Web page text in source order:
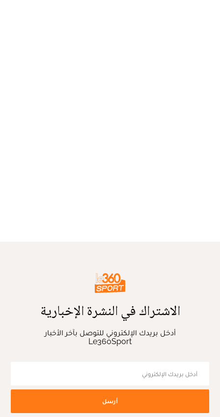
الاشتراك في النشرة الإخبارية
أدخل بريدك الإلكتروني للتوصل بآخر الأخبار
Le360Sport
أرسل